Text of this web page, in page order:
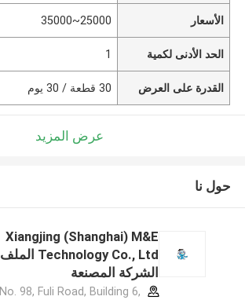
الأسعار 25000~35000
الحد الأدنى لكمية 1
القدرة على العرض 30 قطعة / 30 يوم
عرض المزيد
حول نا
Xiangjing (Shanghai) M&E
Technology Co., Ltd الملف
الشركة المصنعة
No. 98, Fuli Road, Building 6,